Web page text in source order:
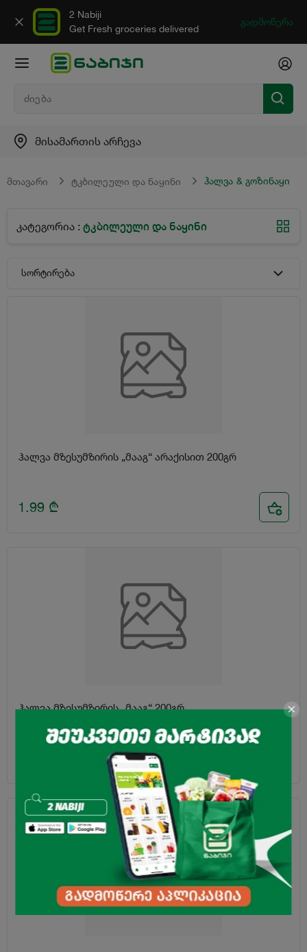
2 Nabiji
Get Fresh groceries delivered
გადმოწერა
მისამართის არჩევა
მთავარი ტკბილეული და ნაყინი ჰალვა & გოზინაყი
კატეგორია : ტკბილეული და ნაყინი
სორტირება
ჰალვა მზესუმზირის „მააგ“ არაქისით 200გრ
1.99 ₾
ჰალვა მზესუმზირის „მააგ“ 200გრ